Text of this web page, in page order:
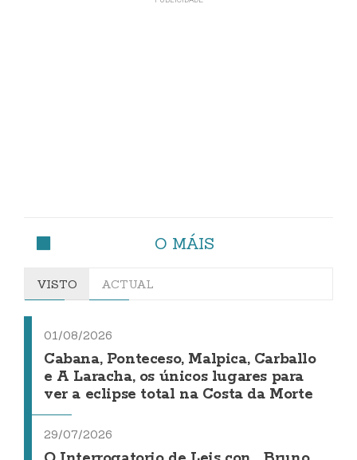
O MÁIS
VISTO ACTUAL
01/08/2026
Cabana, Ponteceso, Malpica, Carballo
e A Laracha, os únicos lugares para
ver a eclipse total na Costa da Morte
29/07/2026